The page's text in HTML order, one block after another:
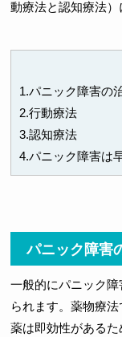
動療法と認知療法）
1.パニック障害の
2.行動療法
3.認知療法
4.パニック障害は
パニック障害
一般的にパニック
られます。薬物療
薬は即効性がある